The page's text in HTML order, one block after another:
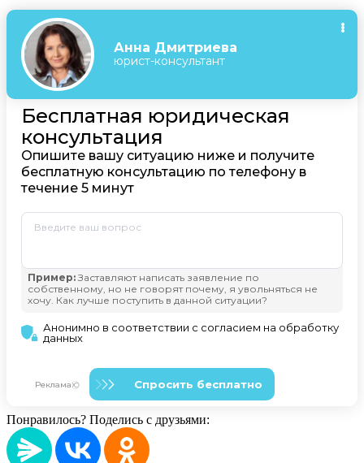
Понравилось? Поделись с друзьями: